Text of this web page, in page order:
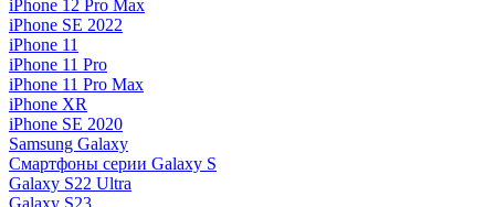
iPhone 12 Pro Max
iPhone SE 2022
iPhone 11
iPhone 11 Pro
iPhone 11 Pro Max
iPhone XR
iPhone SE 2020
Samsung Galaxy
Смартфоны серии Galaxy S
Galaxy S22 Ultra
Galaxy S23